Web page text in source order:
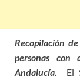
Recopilación
personas con
Andalucía.
El